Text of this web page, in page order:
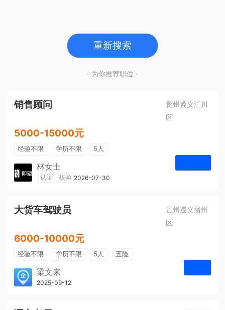
重新搜索
- 为你推荐职位 -
销售顾问
贵州遵义汇川
区
5000-15000元
经验不限 学历不限 5人
林女士
遵义仰望体验空间
认证 核验 2026-07-30
大货车驾驶员
贵州遵义播州
区
6000-10000元
经验不限 学历不限 5人
五险
免费培训
包住宿
梁文来
贵州璟琦物流有限公司
2025-09-12